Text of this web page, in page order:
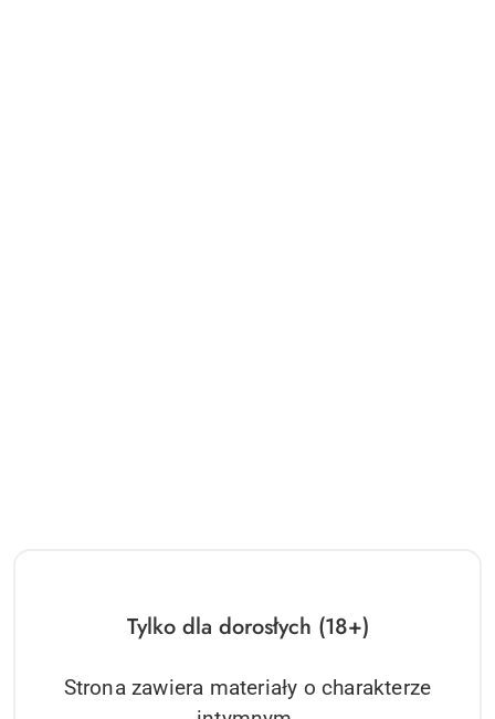
Tylko dla dorosłych (18+)
Strona zawiera materiały o charakterze